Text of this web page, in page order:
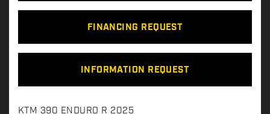
FINANCING REQUEST
INFORMATION REQUEST
KTM 390 ENDURO R 2025